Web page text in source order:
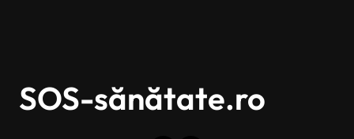
SOS-sănătate.ro